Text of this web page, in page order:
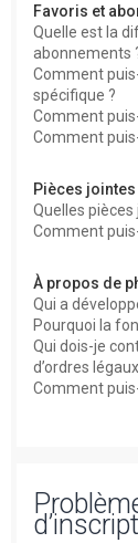
Favoris et
Quelle est la
abonnements
Comment
spécifique ?
Comment
Comment
Pièces jointes
Quelles
Comment
À propos de
Qui a
Pourquoi la
Qui dois-je
d’ordres
Comment